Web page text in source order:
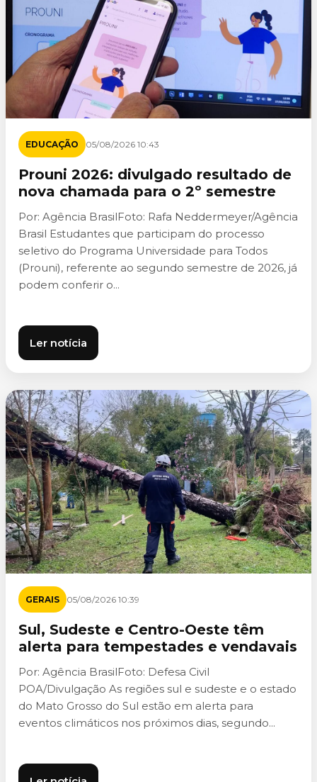
EDUCAÇÃO 05/08/2026 10:43
Prouni 2026: divulgado resultado de
nova chamada para o 2º semestre
Por: Agência BrasilFoto: Rafa Neddermeyer/Agência
Brasil Estudantes que participam do processo
seletivo do Programa Universidade para Todos
(Prouni), referente ao segundo semestre de 2026, já
podem conferir o...
Ler notícia
GERAIS 05/08/2026 10:39
Sul, Sudeste e Centro-Oeste têm
alerta para tempestades e vendavais
Por: Agência BrasilFoto: Defesa Civil
POA/Divulgação As regiões sul e sudeste e o estado
do Mato Grosso do Sul estão em alerta para
eventos climáticos nos próximos dias, segundo...